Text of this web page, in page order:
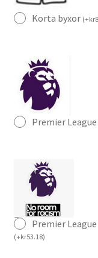
Korta byxor (+kr
Premier
Premier
(+kr53.18)